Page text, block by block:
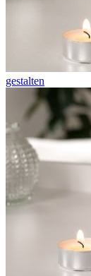
gestalten